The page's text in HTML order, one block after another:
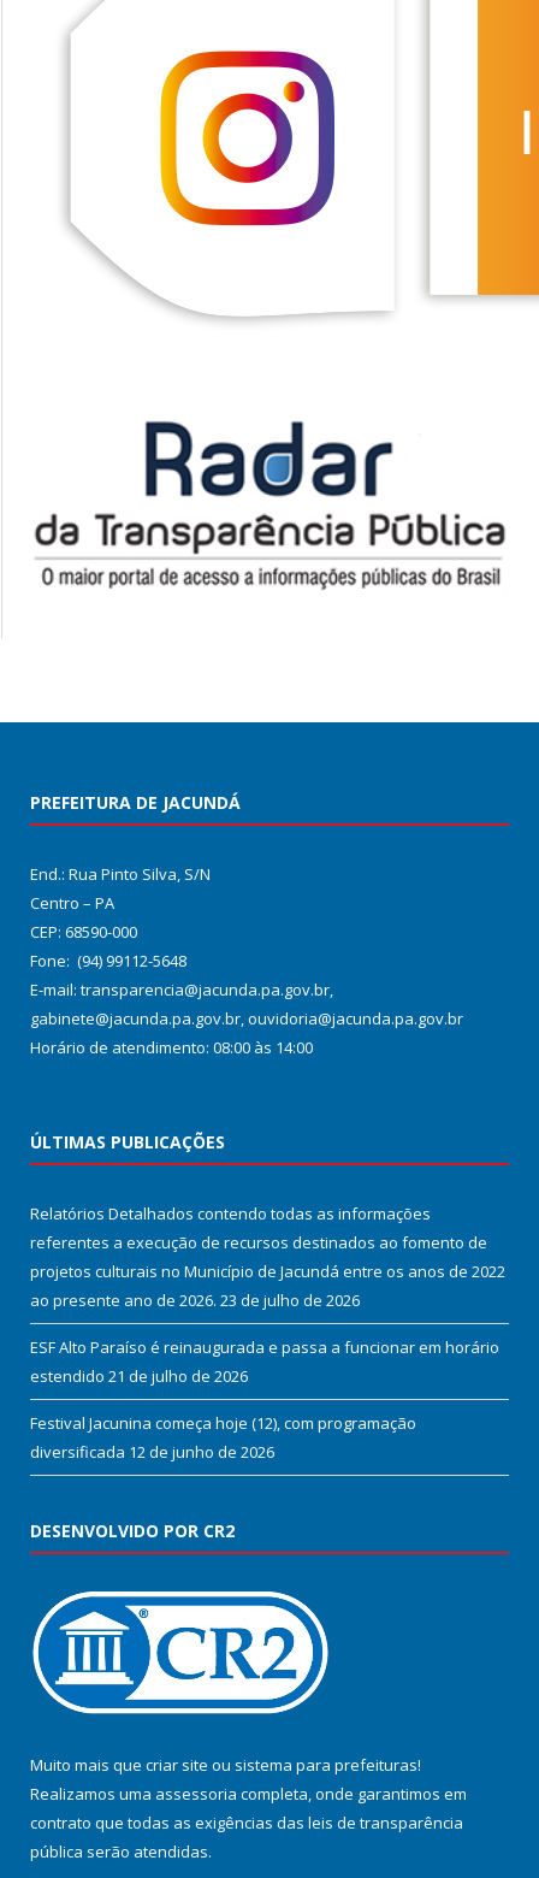
PREFEITURA DE JACUNDÁ
End.: Rua Pinto Silva, S/N
Centro – PA
CEP: 68590-000
Fone: (94) 99112-5648
E-mail: transparencia@jacunda.pa.gov.br,
gabinete@jacunda.pa.gov.br, ouvidoria@jacunda.pa.gov.br
Horário de atendimento: 08:00 às 14:00
ÚLTIMAS PUBLICAÇÕES
Relatórios Detalhados contendo todas as informações
referentes a execução de recursos destinados ao fomento de
projetos culturais no Município de Jacundá entre os anos de 2022
ao presente ano de 2026. 23 de julho de 2026
ESF Alto Paraíso é reinaugurada e passa a funcionar em horário
estendido 21 de julho de 2026
Festival Jacunina começa hoje (12), com programação
diversificada 12 de junho de 2026
DESENVOLVIDO POR CR2
Muito mais que criar site ou sistema para prefeituras!
Realizamos uma assessoria completa, onde garantimos em
contrato que todas as exigências das leis de transparência
pública serão atendidas.